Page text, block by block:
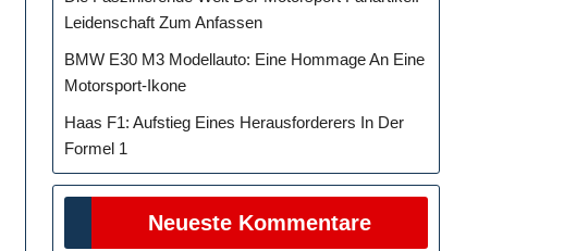
Leidenschaft Zum Anfassen
BMW E30 M3 Modellauto: Eine Hommage An Eine
Motorsport-Ikone
Haas F1: Aufstieg Eines Herausforderers In Der
Formel 1
Neueste Kommentare